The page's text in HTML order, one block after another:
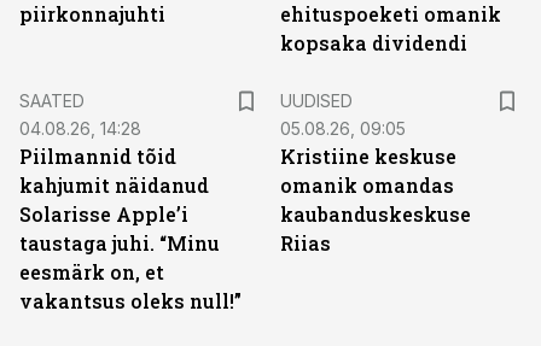
piirkonnajuhti
ehituspoeketi omanik
kopsaka dividendi
SAATED
04.08.26, 14:28
Piilmannid tõid
kahjumit näidanud
Solarisse Apple’i
taustaga juhi. “Minu
eesmärk on, et
vakantsus oleks null!”
UUDISED
05.08.26, 09:05
Kristiine keskuse
omanik omandas
kaubanduskeskuse
Riias